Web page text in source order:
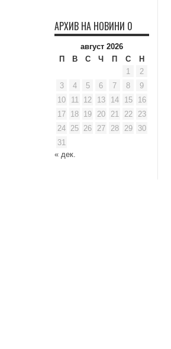
АРХИВ НА НОВИНИ 0
август 2026
П
В С Ч П С
Н
1
2
3
4 5 6 7 8
9
10
11 12 13 14 15
16
17 18 19 20 21 22
23
24 25 26 27 28 29
30
31
« дек.